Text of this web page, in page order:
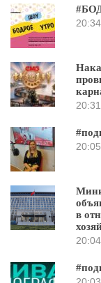
20:34
20:31
20:05
в
20:04